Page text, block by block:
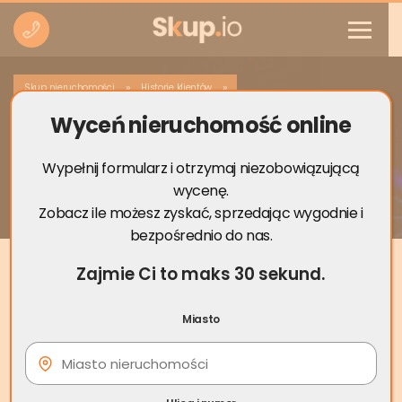
Skup nieruchomości » Historie klientów »
Bezpieczna i szybka sprzedaż
mieszkania bez księgi wieczystej –
historia pana Jana z Białegostoku
Wyceń nieruchomość online
Wypełnij formularz i otrzymaj niezobowiązującą
wycenę.
Zobacz ile możesz zyskać, sprzedając wygodnie i
bezpośrednio do nas.
Zajmie Ci to maks 30 sekund.
Miasto